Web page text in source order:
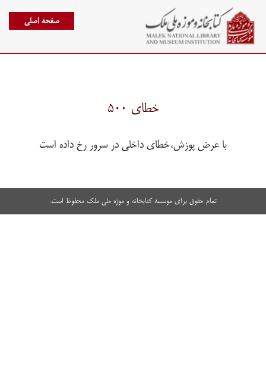
صفحه اصلی
خطای ۵۰۰
با عرض پوزش،خطای داخلی در سرور رخ داده است
تمام حقوق برای موسسه کتابخانه و موزه ملی ملک محفوظ است.